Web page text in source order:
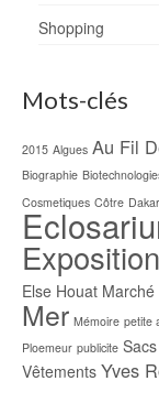
Shopping
Mots-clés
2015 Algues Au Fil
Biographie
Cosmetiques Côtre Dakar
Exposition
Else Houat Marché
Mer Mémoire petite
Ploemeur publicite Sacs
Vêtements Yves